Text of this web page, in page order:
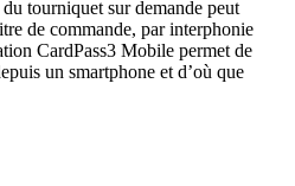
tourniquet sur demande peut
de commande, par interphonie
CardPass3 Mobile permet de
un smartphone et d’où que